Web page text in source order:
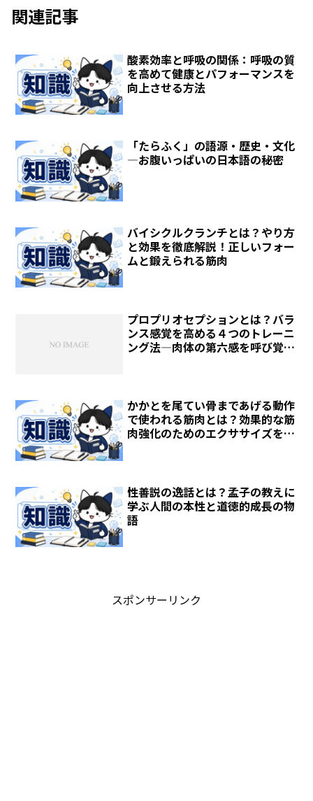
関連記事
酸素効率と呼吸の関係：呼吸の質
を高めて健康とパフォーマンスを
向上させる方法
「たらふく」の語源・歴史・文化
―お腹いっぱいの日本語の秘密
バイシクルクランチとは？やり方
と効果を徹底解説！正しいフォー
ムと鍛えられる筋肉
プロプリオセプションとは？バラ
ンス感覚を高める４つのトレーニ
ング法―肉体の第六感を呼び覚ま
かかとを尾てい骨まであげる動作
で使われる筋肉とは？効果的な筋
肉強化のためのエクササイズを徹
性善説の逸話とは？孟子の教えに
学ぶ人間の本性と道徳的成長の物
語
スポンサーリンク